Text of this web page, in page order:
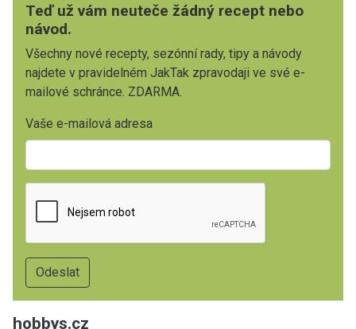
Teď už vám neuteče žádný recept nebo
návod.
Všechny nové recepty, sezónní rady, tipy a návody
najdete v pravidelném JakTak zpravodaji ve své e-
mailové schránce. ZDARMA.
Vaše e-mailová adresa
hobbys.cz